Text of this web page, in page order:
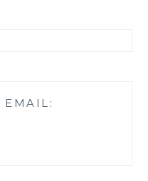
EMAIL: